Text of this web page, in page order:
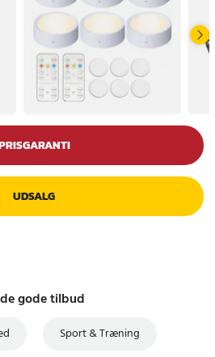
UDSALG
gode tilbud
Sport & Træning